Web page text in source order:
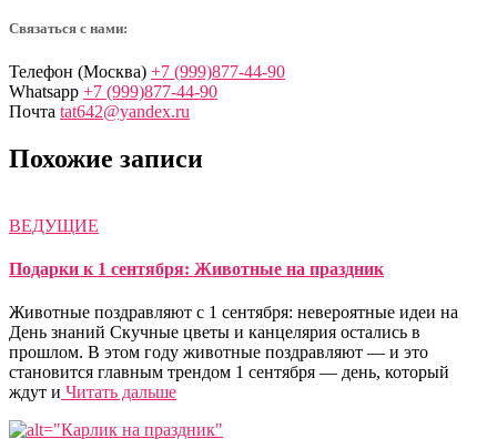
Связаться с нами:
Телефон (Москва) +7 (999)877-44-90
Whatsapp +7 (999)877-44-90
Почта tat642@yandex.ru
Похожие записи
ВЕДУЩИЕ
Подарки к 1 сентября: Животные на праздник
Животные поздравляют с 1 сентября: невероятные идеи на
День знаний Скучные цветы и канцелярия остались в
прошлом. В этом году животные поздравляют — и это
становится главным трендом 1 сентября — день, который
ждут и Читать дальше